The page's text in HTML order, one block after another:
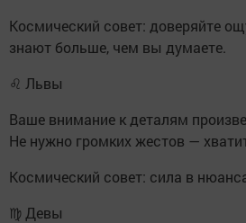
Космический совет: доверяйте
знают больше, чем вы думаете.
♌ Львы
Ваше внимание к деталям
Не нужно громких жестов —
Космический совет: сила в
♍ Девы